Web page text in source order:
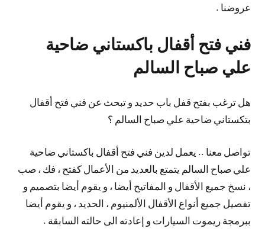
عروضنا .
فني فتح أقفال باكستاني ضاحية
علي صباح السالم
هل ترغب بفتح قفل باب حديد و تبحث عن فني فتح أقفال
بتكستاني ضاحية علي صباح السالم ؟
تواصل معنا .. يعمل لدين فني فتح أقفال باكستاني ضاحية
علي صباح السالم يتمتع بالعديد من الأعمال كفتح ، فك ، صب
، نسخ جميع الأقفال و المفاتيح أيضا ، و يقوم أيضا بتصميم و
تفصيل جميع أنواع الأقفال الألمنيوم ، الحديد ، و يقوم أيضا
ببرمجة ريموت السيارات و إعادته الى حالته السابقة .